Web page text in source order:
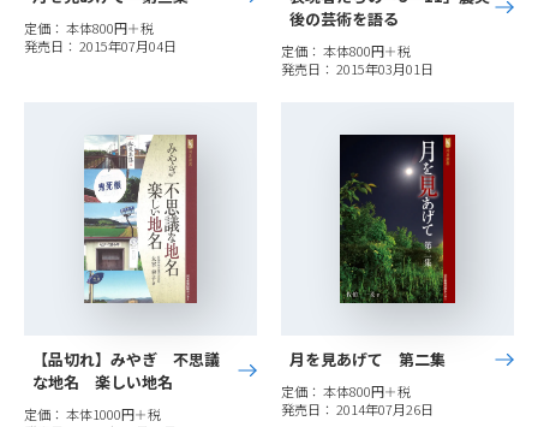
定価： 本体800円＋税
発売日： 2015年07月04日
後の芸術を語る
定価： 本体800円＋税
発売日： 2015年03月01日
【品切れ】みやぎ 不思議
な地名 楽しい地名
定価： 本体1000円＋税
月を見あげて 第二集
定価： 本体800円＋税
発売日： 2014年07月26日